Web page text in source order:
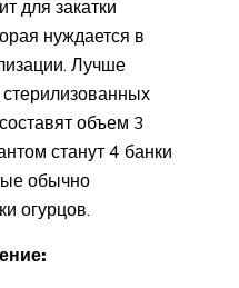
для закатки
нуждается в
Лучше
стерилизованных
объем 3
станут 4 банки
обычно
огурцов.